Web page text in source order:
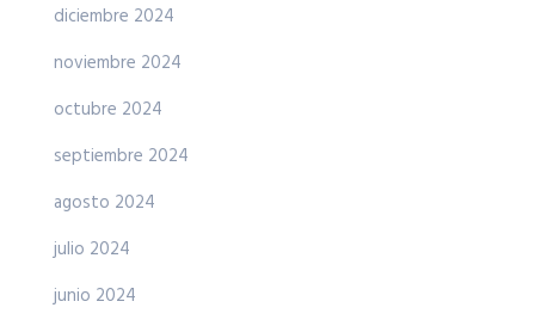
diciembre 2024
noviembre 2024
octubre 2024
septiembre 2024
agosto 2024
julio 2024
junio 2024